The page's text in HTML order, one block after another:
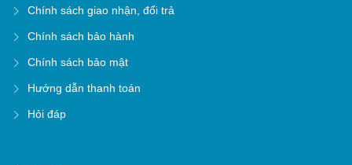
Chính sách giao nhận, đổi trả
Chính sách bảo hành
Chính sách bảo mật
Hướng dẫn thanh toán
Hỏi đáp